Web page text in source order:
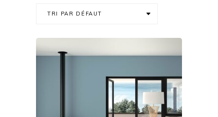
TRI PAR DÉFAUT